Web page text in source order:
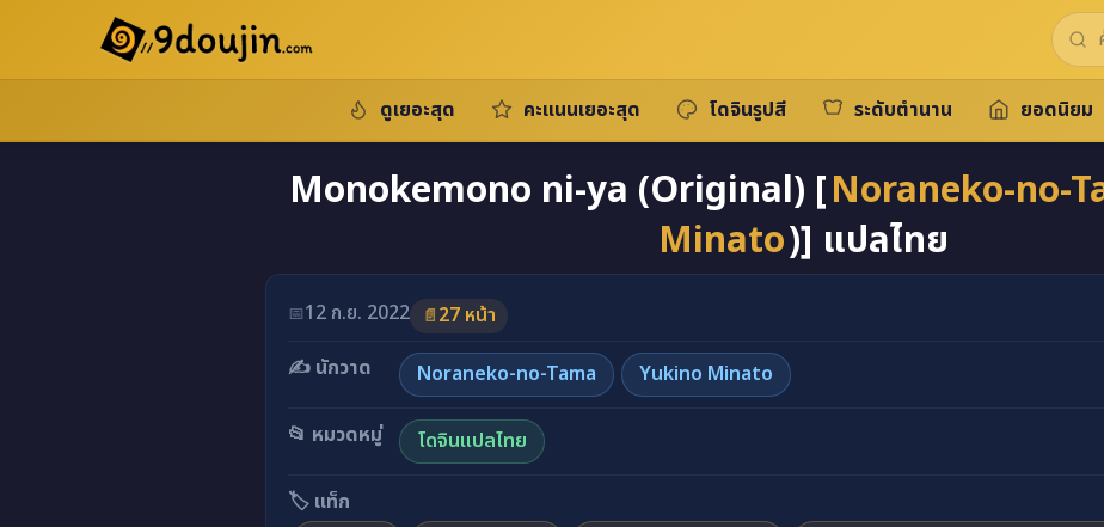
ดูเยอะสุด คะแนนเยอะสุด โดจินรูปสี ระดับตำนาน ยอดนิยม
Monokemono ni-ya (Original) [Noraneko-no-
Minato)] แปลไทย
📅12 ก.ย. 2022 📄27 หน้า
✍️ นักวาด
Noraneko-no-Tama Yukino Minato
📂 หมวดหมู่ โดจินแปลไทย
🏷️ แท็ก